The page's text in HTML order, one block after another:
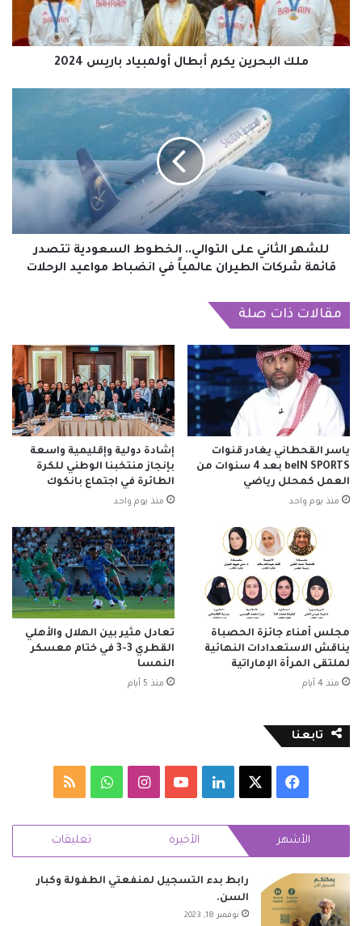
2024
ملك البحرين يكرم أبطال أولمبياد باريس 2024
للشهر
الخطوط
السعودية
تتصدر
الطيران
عالمياً
مواعيد
للشهر الثاني على التوالي.. الخطوط السعودية تتصدر
قائمة شركات الطيران عالمياً في انضباط مواعيد الرحلات
مقالات ذات صلة
ياسر القحطاني يغادر قنوات
beIN SPORTS بعد 4 سنوات من
العمل كمحلل رياضي
منذ يوم واحد
إشادة دولية وإقليمية واسعة
بإنجاز منتخبنا الوطني للكرة
الطائرة في اجتماع بانكوك
منذ يوم واحد
مجلس أمناء جائزة الحصباة
يناقش الاستعدادات النهائية
لملتقى المرأة الإماراتية
منذ 4 أيام
تعادل مثير بين الهلال والأهلي
القطري 3-3 في ختام معسكر
النمسا
منذ 5 أيام
تابعنا
فيسبوك لينكدإن‫YouTubeانستقرامواتسابملخص
RSS الأشهر الأخيرة تعليقات
رابط بدء التسجيل لمنفعتي الطفولة وكبار
السن.
نوفمبر 18, 2023